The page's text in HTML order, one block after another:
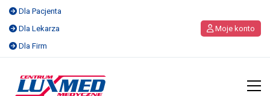
Dla Pacjenta
Dla Lekarza
Dla Firm
Moje konto